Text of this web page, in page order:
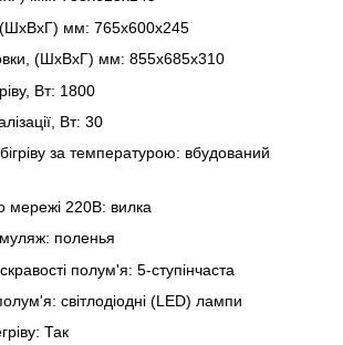
(ШхВхГ) мм: 765x600x245
(ШхВхГ) мм: 855x685x310
Вт: 1800
Вт: 30
за температурою: вбудований
мережі 220В: вилка
поленья
полум'я: 5-ступінчаста
світлодіодні (LED) лампи
Так